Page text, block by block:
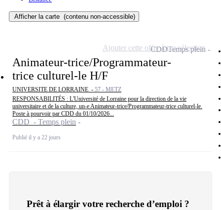
Afficher la carte (contenu non-accessible)
Animateur-trice/Programmateur-
trice culturel-le H/F
UNIVERSITE DE LORRAINE - 57 - METZ
RESPONSABILITÉS : L'Université de Lorraine pour la direction de la vie
universitaire et de la culture, un-e Animateur-trice/Programmateur-trice culturel-le.
Poste à pourvoir par CDD du 01/10/2026...
CDD - Temps plein
Publié il y a 22 jours
CDDTemps plein
Ajouter cette offre à ma sélection
Prêt à élargir votre recherche d’emploi ?